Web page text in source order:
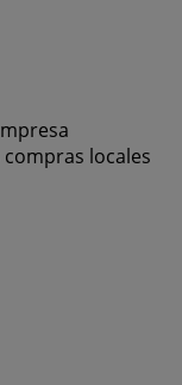
locales